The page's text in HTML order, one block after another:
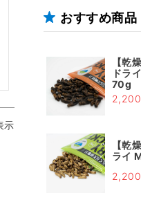
おすすめ商品
【乾
ドラ
70g
【乾
ライ
示